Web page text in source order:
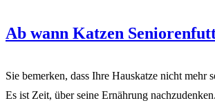
Ab wann Katzen
Sie bemerken, dass Ihre Hauskatze nicht mehr
Es ist Zeit, über seine Ernährung